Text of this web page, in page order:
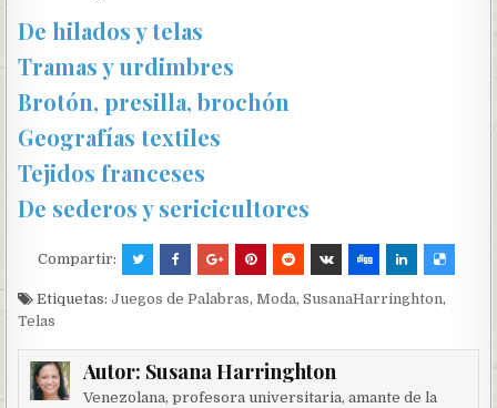
De hilados y telas
Tramas y urdimbres
Brotón, presilla, brochón
Geografías textiles
Tejidos franceses
De sederos y sericicultores
Compartir:
Etiquetas:Juegos de Palabras,Moda,SusanaHarringhton,
Telas
Autor: Susana Harringhton
Venezolana, profesora universitaria, amante de la